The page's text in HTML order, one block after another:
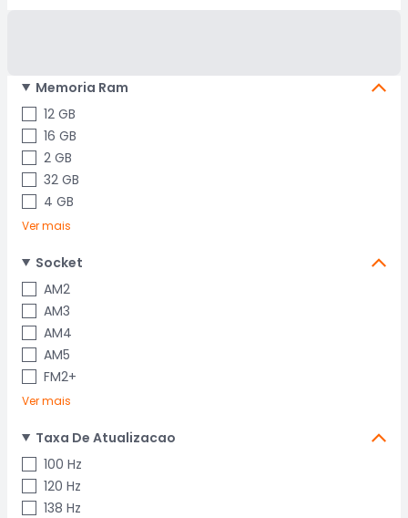
Memoria Ram
12 GB
16 GB
2 GB
32 GB
4 GB
Ver mais
Socket
AM2
AM3
AM4
AM5
FM2+
Ver mais
Taxa De Atualizacao
100 Hz
120 Hz
138 Hz